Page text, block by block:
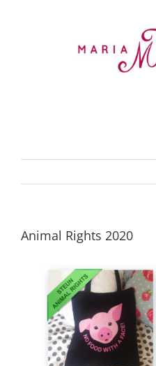
Animal Rights 2020